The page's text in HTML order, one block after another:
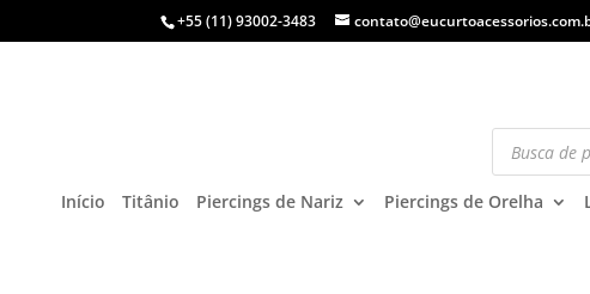
+55 (11) 93002-3483
Início Titânio Piercings de Nariz Piercings de Orelha